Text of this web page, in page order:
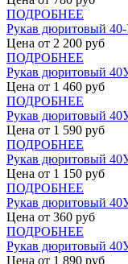
ПОДРОБНЕЕ
Рукав дюритовый
Цена от 2 200 руб
ПОДРОБНЕЕ
Рукав дюритовый
Цена от 1 460 руб
ПОДРОБНЕЕ
Рукав дюритовый
Цена от 1 590 руб
ПОДРОБНЕЕ
Рукав дюритовый
Цена от 1 150 руб
ПОДРОБНЕЕ
Рукав дюритовый
Цена от 360 руб
ПОДРОБНЕЕ
Рукав дюритовый
Цена от 1 890 руб